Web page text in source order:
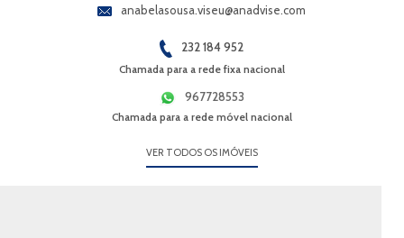
anabelasousa.viseu@anadvise.com
232 184 952
Chamada para a rede fixa nacional
967728553
Chamada para a rede móvel nacional
VER TODOS OS IMÓVEIS